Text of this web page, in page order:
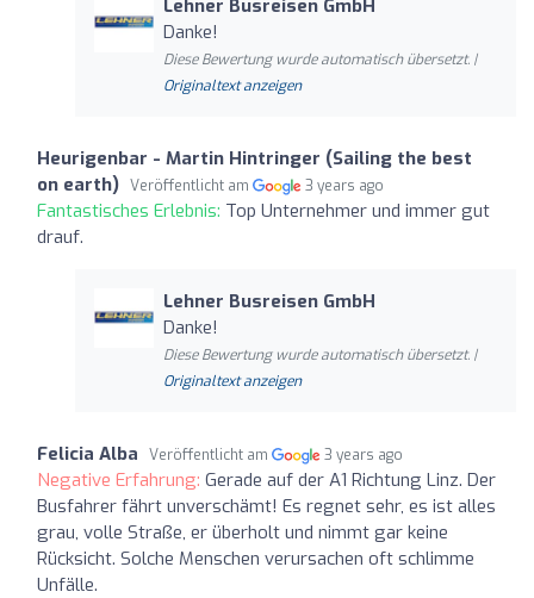
Lehner Busreisen GmbH
Danke!
Diese Bewertung wurde automatisch übersetzt. |
Originaltext anzeigen
Heurigenbar - Martin Hintringer (Sailing the best
on earth) Veröffentlicht am 3 years ago
Fantastisches Erlebnis: Top Unternehmer und immer gut
drauf.
Lehner Busreisen GmbH
Danke!
Diese Bewertung wurde automatisch übersetzt. |
Originaltext anzeigen
Felicia Alba Veröffentlicht am 3 years ago
Negative Erfahrung: Gerade auf der A1 Richtung Linz. Der
Busfahrer fährt unverschämt! Es regnet sehr, es ist alles
grau, volle Straße, er überholt und nimmt gar keine
Rücksicht. Solche Menschen verursachen oft schlimme
Unfälle.